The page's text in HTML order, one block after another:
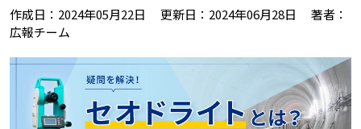
作成日： 2024年05月22日 更新日： 2024年06月28日
著者：
広報チーム